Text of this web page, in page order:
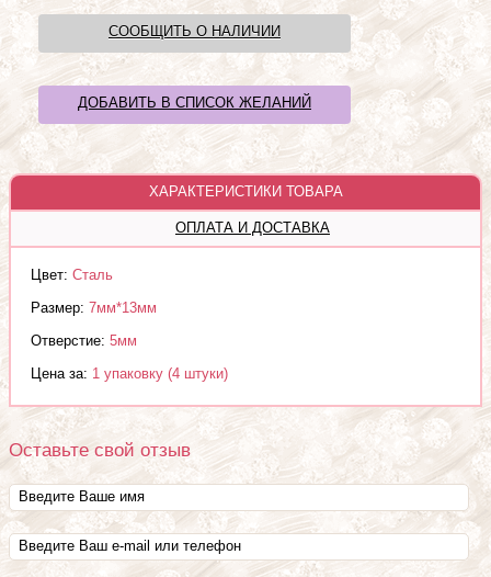
СООБЩИТЬ О НАЛИЧИИ
ДОБАВИТЬ В СПИСОК ЖЕЛАНИЙ
ХАРАКТЕРИСТИКИ ТОВАРА
ОПЛАТА И ДОСТАВКА
Цвет: Сталь
Размер: 7мм*13мм
Отверстие: 5мм
Цена за: 1 упаковку (4 штуки)
Оставьте свой отзыв